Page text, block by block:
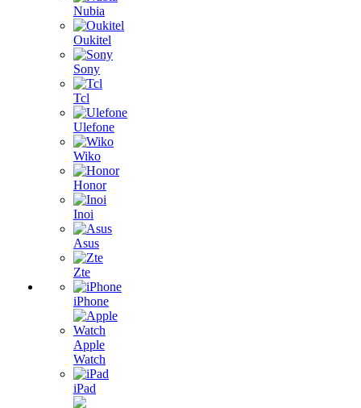
Nubia
Oukitel
Sony
Tcl
Ulefone
Wiko
Honor
Inoi
Asus
Zte
iPhone
Apple
Watch
iPad